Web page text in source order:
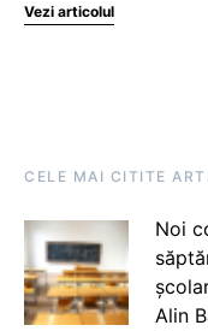
Vezi articolul
CELE MAI CITITE
Noi
Alin